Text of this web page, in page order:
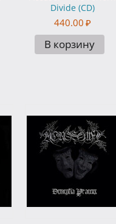
Divide (CD)
440.00 ₽
В корзину